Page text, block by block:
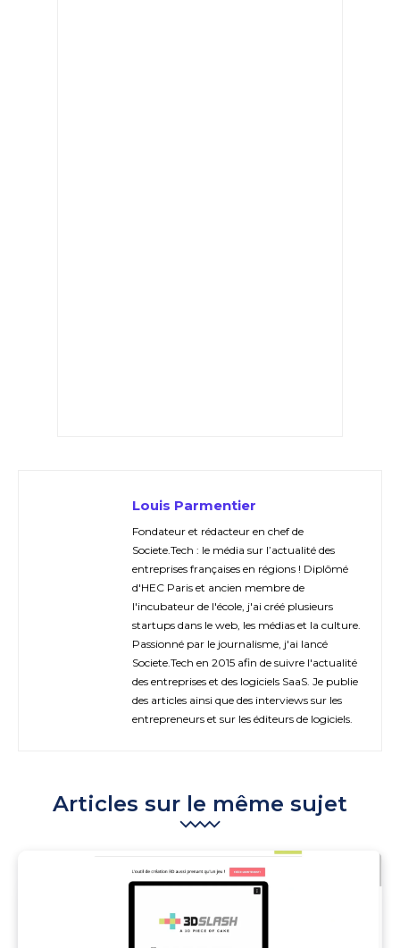
Louis Parmentier
Fondateur et rédacteur en chef de
Societe.Tech : le média sur l’actualité des
entreprises françaises en régions ! Diplômé
d'HEC Paris et ancien membre de
l'incubateur de l'école, j'ai créé plusieurs
startups dans le web, les médias et la culture.
Passionné par le journalisme, j'ai lancé
Societe.Tech en 2015 afin de suivre l'actualité
des entreprises et des logiciels SaaS. Je publie
des articles ainsi que des interviews sur les
entrepreneurs et sur les éditeurs de logiciels.
Articles sur le même sujet